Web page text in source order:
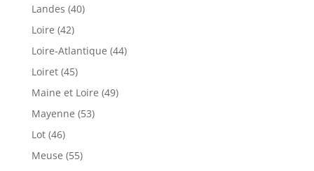
Landes (40)
Loire (42)
Loire-Atlantique (44)
Loiret (45)
Maine et Loire (49)
Mayenne (53)
Lot (46)
Meuse (55)